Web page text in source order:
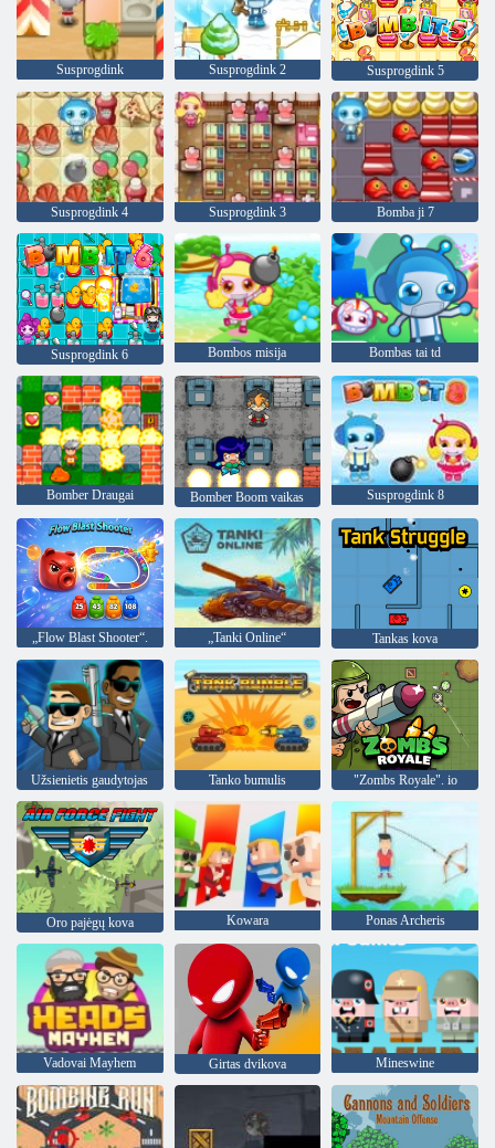
Susprogdink Susprogdink 2 Susprogdink 5
Susprogdink 4 Susprogdink 3 Bomba ji 7
Susprogdink 6 Bombos misija Bombas tai td
Bomber Draugai Bomber Boom vaikas Susprogdink 8
„Flow Blast Shooter“. „Tanki Online“ Tankas kova
Užsienietis gaudytojas Tanko bumulis "Zombs Royale". io
Oro pajėgų kova Kowara Ponas Archeris
Vadovai Mayhem Girtas dvikova Mineswine